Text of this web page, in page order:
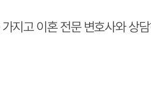
지고 이혼 전문 변호사와 상